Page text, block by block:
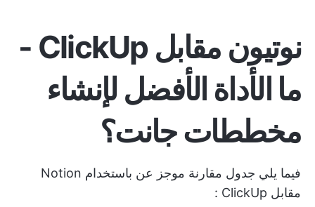
نوتيون مقابل ClickUp -
ما الأداة الأفضل لإنشاء
مخططات جانت؟
فيما يلي جدول مقارنة موجز عن
باستخدام Notion
مقابل ClickUp
: